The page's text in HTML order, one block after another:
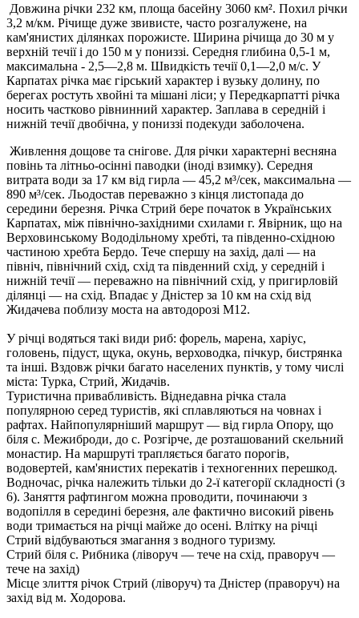
Довжина річки 232 км, площа басейну 3060 км². Похил річки
3,2 м/км. Річище дуже звивисте, часто розгалужене, на
кам'янистих ділянках порожисте. Ширина річища до 30 м у
верхній течії і до 150 м у пониззі. Середня глибина 0,5-1 м,
максимальна - 2,5—2,8 м. Швидкість течії 0,1—2,0 м/с. У
Карпатах річка має гірський характер і вузьку долину, по
берегах ростуть хвойні та мішані ліси; у Передкарпатті річка
носить частково рівнинний характер. Заплава в середній і
нижній течії двобічна, у пониззі подекуди заболочена.
Живлення дощове та снігове. Для річки характерні весняна
повінь та літньо-осінні паводки (іноді взимку). Середня
витрата води за 17 км від гирла — 45,2 м³/сек, максимальна —
890 м³/сек. Льодостав переважно з кінця листопада до
середини березня. Річка Стрий бере початок в Українських
Карпатах, між північно-західними схилами г. Явірник, що на
Верховинському Вододільному хребті, та південно-східною
частиною хребта Бердо. Тече спершу на захід, далі — на
північ, північний схід, схід та південний схід, у середній і
нижній течії — переважно на північний схід, у пригирловій
ділянці — на схід. Впадає у Дністер за 10 км на схід від
Жидачева поблизу моста на автодорозі М12.
У piчцi водяться такі види риб: форель, марена, харіус,
головень, підуст, щука, окунь, верховодка, пічкур, бистрянка
та інші. Вздовж річки багато населених пунктів, у тому числі
міста: Турка, Стрий, Жидачів.
Туристична привабливість. Віднедавна річка стала
популярною серед туристів, які сплавляються на човнах і
рафтах. Найпопулярніший маршрут — від гирла Опору, що
біля с. Межиброди, до с. Розгірче, де розташований скельний
монастир. На маршруті трапляється багато порогів,
водовертей, кам'янистих перекатів і техногенних перешкод.
Водночас, річка належить тільки до 2-ї категорії складності (з
6). Заняття рафтингом можна проводити, починаючи з
водопілля в середині березня, але фактично високий рівень
води тримається на річці майже до осені. Влітку на річці
Стрий відбуваються змагання з водного туризму.
Стрий біля с. Рибника (ліворуч — тече на схід, праворуч —
тече на захід)
Місце злиття річок Стрий (ліворуч) та Дністер (праворуч) на
захід від м. Ходорова.